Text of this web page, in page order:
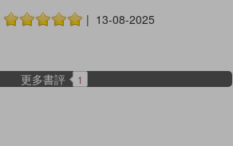
| 13-08-2025
更多書評 1